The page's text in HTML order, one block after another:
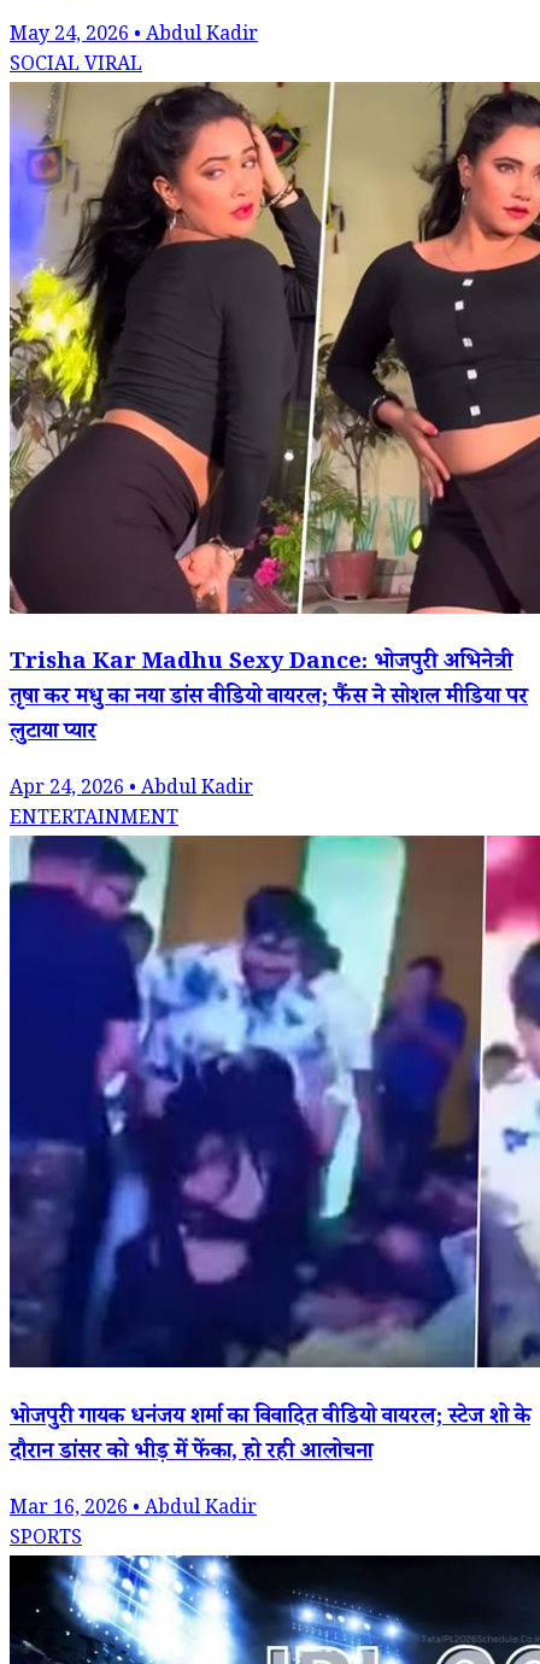
May 24, 2026 • Abdul Kadir
SOCIAL VIRAL
Trisha Kar Madhu Sexy Dance: भोजपुरी अभिनेत्री
तृषा कर मधु का नया डांस वीडियो वायरल; फैंस ने सोशल मीडिया पर
लुटाया प्यार
Apr 24, 2026 • Abdul Kadir
ENTERTAINMENT
भोजपुरी गायक धनंजय शर्मा का विवादित वीडियो वायरल; स्टेज शो के
दौरान डांसर को भीड़ में फेंका, हो रही आलोचना
Mar 16, 2026 • Abdul Kadir
SPORTS